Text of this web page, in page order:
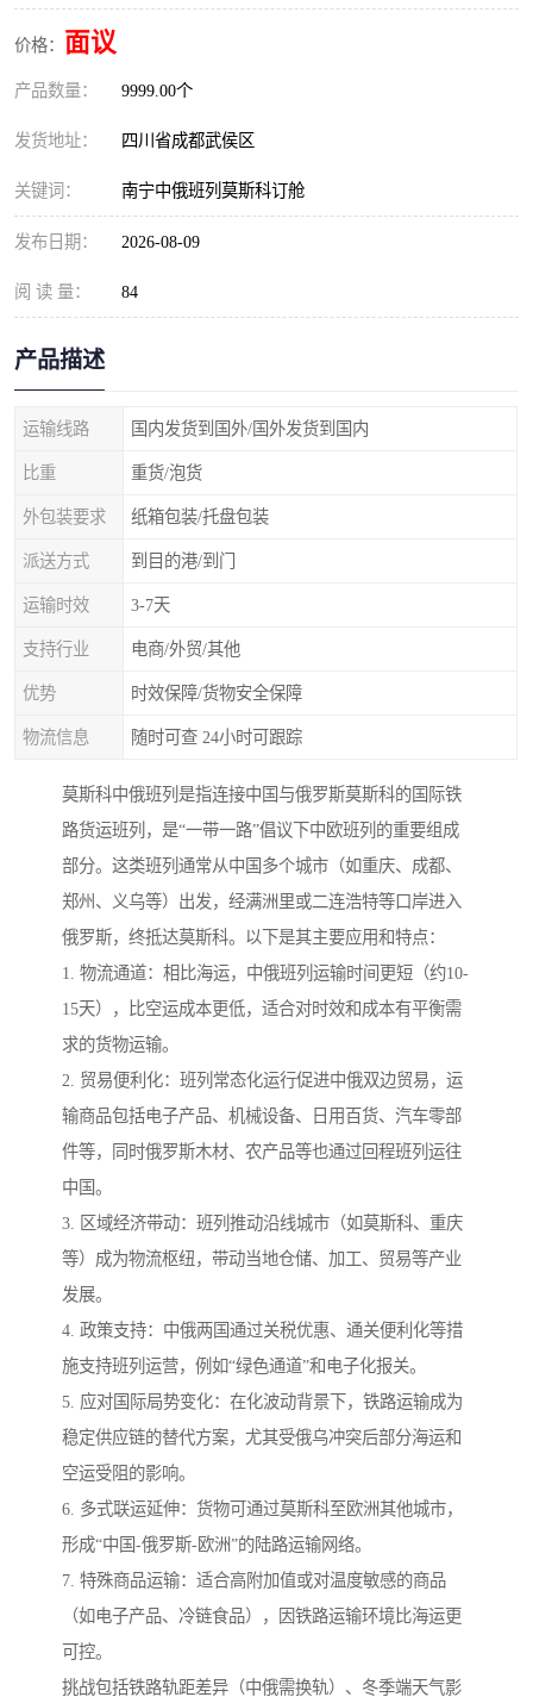
价格： 面议
产品数量： 9999.00个
发货地址： 四川省成都武侯区
关键词： 南宁中俄班列莫斯科订舱
发布日期： 2026-08-09
阅 读 量： 84
产品描述
运输线路 国内发货到国外/国外发货到国内
比重 重货/泡货
外包装要求 纸箱包装/托盘包装
派送方式 到目的港/到门
运输时效 3-7天
支持行业 电商/外贸/其他
优势 时效保障/货物安全保障
物流信息 随时可查 24小时可跟踪
莫斯科中俄班列是指连接中国与俄罗斯莫斯科的国际铁
路货运班列，是“一带一路”倡议下中欧班列的重要组成
部分。这类班列通常从中国多个城市（如重庆、成都、
郑州、义乌等）出发，经满洲里或二连浩特等口岸进入
俄罗斯，终抵达莫斯科。以下是其主要应用和特点：
1. 物流通道：相比海运，中俄班列运输时间更短（约10-
15天），比空运成本更低，适合对时效和成本有平衡需
求的货物运输。
2. 贸易便利化：班列常态化运行促进中俄双边贸易，运
输商品包括电子产品、机械设备、日用百货、汽车零部
件等，同时俄罗斯木材、农产品等也通过回程班列运往
中国。
3. 区域经济带动：班列推动沿线城市（如莫斯科、重庆
等）成为物流枢纽，带动当地仓储、加工、贸易等产业
发展。
4. 政策支持：中俄两国通过关税优惠、通关便利化等措
施支持班列运营，例如“绿色通道”和电子化报关。
5. 应对国际局势变化：在化波动背景下，铁路运输成为
稳定供应链的替代方案，尤其受俄乌冲突后部分海运和
空运受阻的影响。
6. 多式联运延伸：货物可通过莫斯科至欧洲其他城市，
形成“中国-俄罗斯-欧洲”的陆路运输网络。
7. 特殊商品运输：适合高附加值或对温度敏感的商品
（如电子产品、冷链食品），因铁路运输环境比海运更
可控。
挑战包括铁路轨距差异（中俄需换轨）、冬季端天气影